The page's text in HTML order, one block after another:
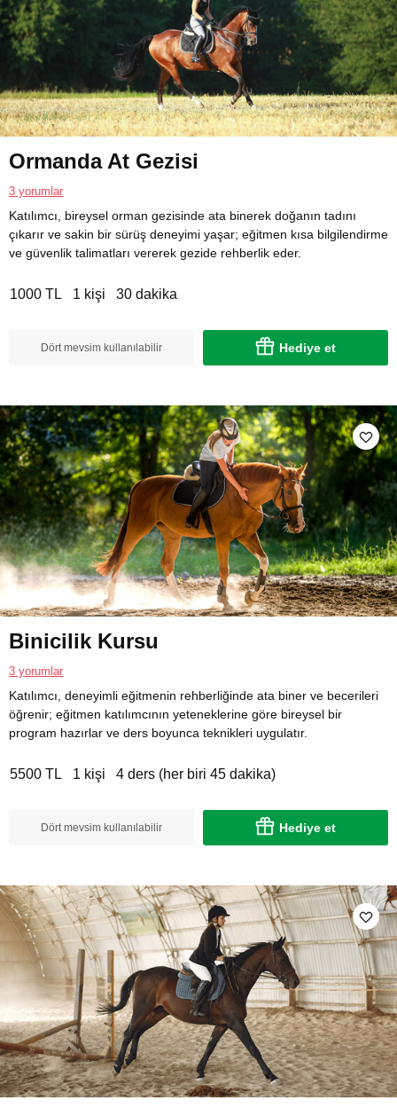
Ormanda At Gezisi
3 yorumlar
Katılımcı, bireysel orman gezisinde ata binerek doğanın tadını
çıkarır ve sakin bir sürüş deneyimi yaşar; eğitmen kısa bilgilendirme
ve güvenlik talimatları vererek gezide rehberlik eder.
1000 TL 1 kişi 30 dakika
Dört mevsim kullanılabilir Hediye et
Binicilik Kursu
3 yorumlar
Katılımcı, deneyimli eğitmenin rehberliğinde ata biner ve becerileri
öğrenir; eğitmen katılımcının yeteneklerine göre bireysel bir
program hazırlar ve ders boyunca teknikleri uygulatır.
5500 TL 1 kişi 4 ders (her biri 45 dakika)
Dört mevsim kullanılabilir Hediye et